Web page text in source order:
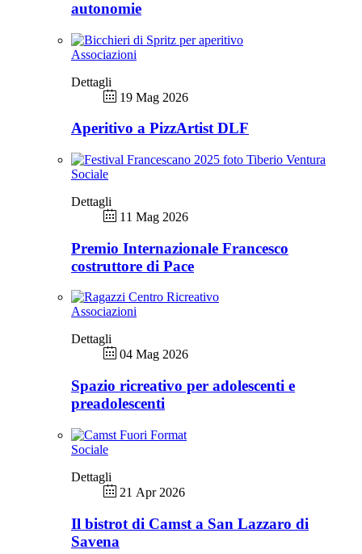
autonomie
Associazioni
Dettagli
19 Mag 2026
Aperitivo a PizzArtist DLF
Sociale
Dettagli
11 Mag 2026
Premio Internazionale Francesco
costruttore di Pace
Associazioni
Dettagli
04 Mag 2026
Spazio ricreativo per adolescenti e
preadolescenti
Sociale
Dettagli
21 Apr 2026
Il bistrot di Camst a San Lazzaro di
Savena